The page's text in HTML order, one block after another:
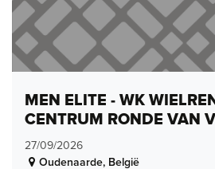
MEN ELITE - WK
CENTRUM RONDE VAN
27/09/2026
Oudenaarde, België